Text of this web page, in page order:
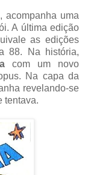
acompanha uma
A última edição
as edições
88. Na história,
com um novo
Na capa da
revelando-se
tentava.